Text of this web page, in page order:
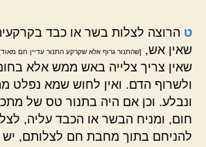
ט הרוצה לצלות בשר או כבד
שאין אש,
[שהתנור גרוף אלא שקרקע התנור עדיין חם
שאין צריך צלייה באש ממש אלא
ולשרוף הדם. ואין לחוש שמא נפלט
ונבלע. וכן אם היה בתנור טס של
חום, ומניח הבשר או הכבד עליה,
להניחם בתוך מחבת חם לצלותם,